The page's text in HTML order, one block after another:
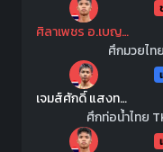
ศิลาเพชร อ.เบญจมาศ
ศึกมวยไท
เจมส์ศักดิ์ แสงทองค้าแก๊ส
ศึกท่อน้ำไทย